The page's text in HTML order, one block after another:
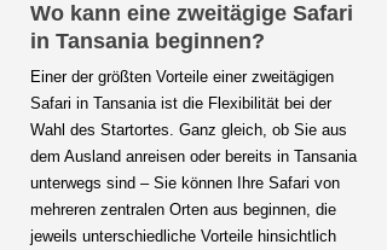
Wo kann eine zweitägige Safari
in Tansania beginnen?
Einer der größten Vorteile einer zweitägigen
Safari in Tansania ist die Flexibilität bei der
Wahl des Startortes. Ganz gleich, ob Sie aus
dem Ausland anreisen oder bereits in Tansania
unterwegs sind – Sie können Ihre Safari von
mehreren zentralen Orten aus beginnen, die
jeweils unterschiedliche Vorteile hinsichtlich